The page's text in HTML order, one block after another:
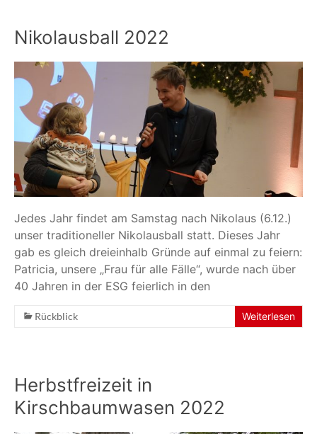
Nikolausball 2022
Jedes Jahr findet am Samstag nach Nikolaus (6.12.)
unser traditioneller Nikolausball statt. Dieses Jahr
gab es gleich dreieinhalb Gründe auf einmal zu feiern:
Patricia, unsere „Frau für alle Fälle“, wurde nach über
40 Jahren in der ESG feierlich in den
Rückblick Weiterlesen
Herbstfreizeit in
Kirschbaumwasen 2022